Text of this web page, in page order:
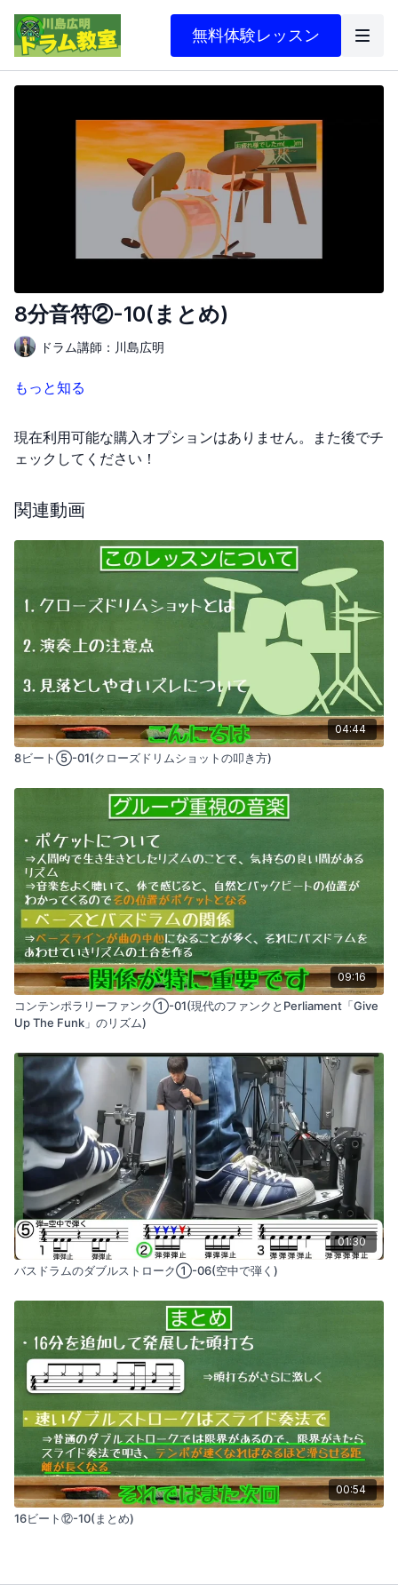
無料体験レッスン
8分音符②-10(まとめ)
ドラム講師：川島広明
もっと知る
現在利用可能な購入オプションはありません。また後でチ
ェックしてください！
関連動画
04:44
8ビート⑤-01(クローズドリムショットの叩き方)
09:16
コンテンポラリーファンク①-01(現代のファンクとPerliament「Give
Up The Funk」のリズム)
01:30
バスドラムのダブルストローク①-06(空中で弾く)
00:54
16ビート⑫-10(まとめ)